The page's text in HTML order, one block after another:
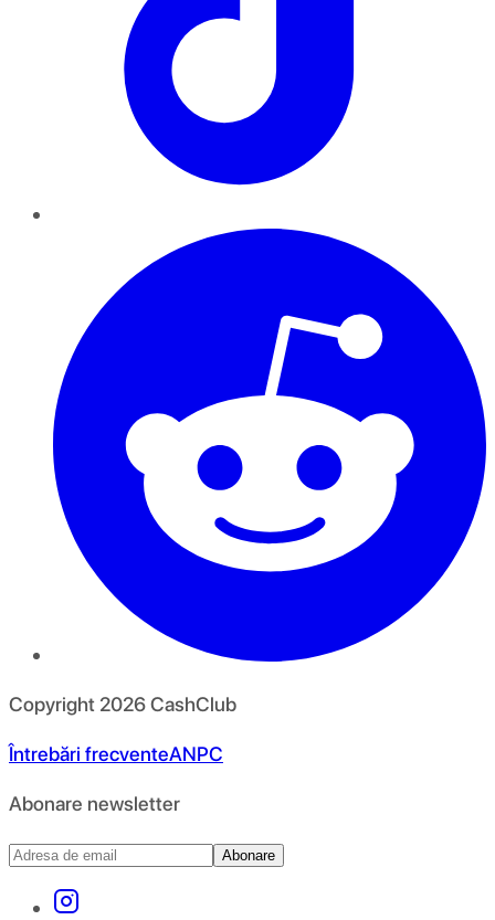
Copyright 2026CashClub
Întrebări frecventeANPC
Abonare newsletter
Abonare